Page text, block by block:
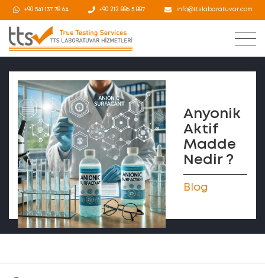
+90 541 137 78 64 +90 212 886 5 887 info@ttslabaratuvar.com
Anyonik
Aktif
Madde
Nedir ?
Blog